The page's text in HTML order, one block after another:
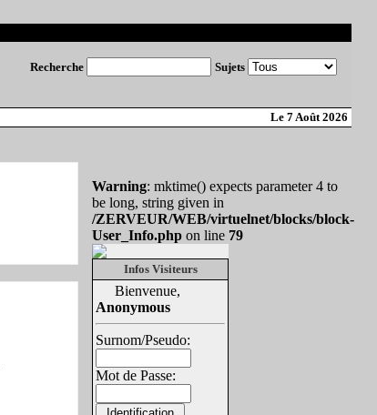
Recherche Sujets
Le 7 Août 2026
Warning: mktime() expects parameter 4 to
be long, string given in
/ZERVEUR/WEB/virtuelnet/blocks/block-
User_Info.php on line 79
Infos Visiteurs
Bienvenue,
Anonymous
Surnom/Pseudo:
Mot de Passe: